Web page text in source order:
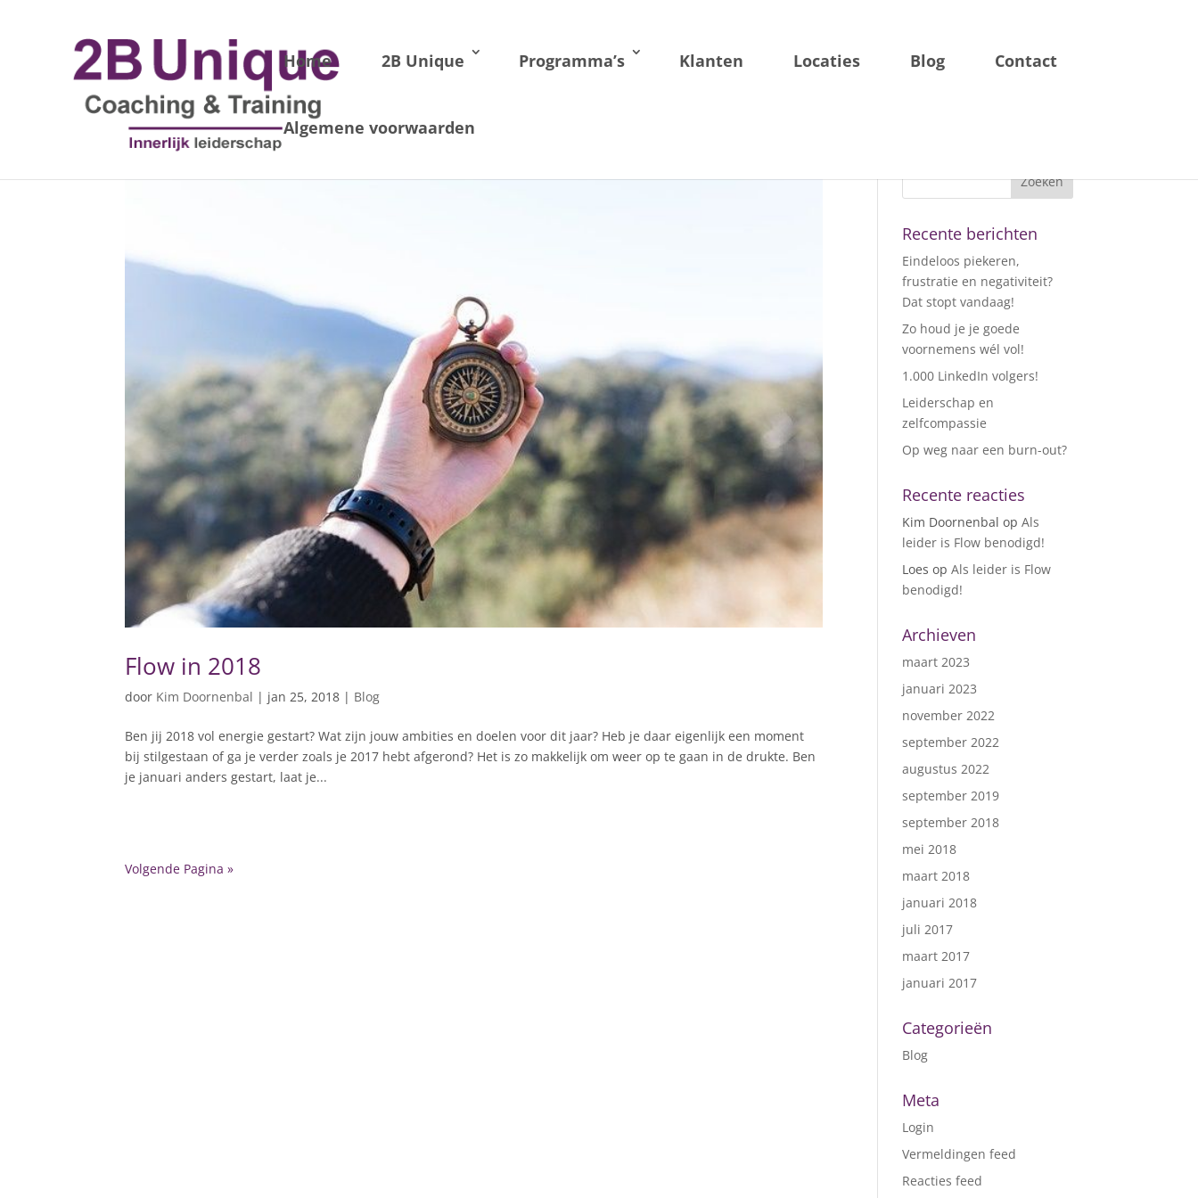
Home 2B Unique Programma’s Klanten Locaties Blog Contact
Algemene voorwaarden
Flow in 2018
door Kim Doornenbal | jan 25, 2018 | Blog
Ben jij 2018 vol energie gestart? Wat zijn jouw ambities en doelen voor dit jaar? Heb je daar eigenlijk een moment
bij stilgestaan of ga je verder zoals je 2017 hebt afgerond? Het is zo makkelijk om weer op te gaan in de drukte. Ben
je januari anders gestart, laat je...
Volgende Pagina »
Recente berichten
Eindeloos piekeren,
frustratie en negativiteit?
Dat stopt vandaag!
Zo houd je je goede
voornemens wél vol!
1.000 LinkedIn volgers!
Leiderschap en
zelfcompassie
Op weg naar een burn-out?
Recente reacties
Kim Doornenbal op Als
leider is Flow benodigd!
Loes op Als leider is Flow
benodigd!
Archieven
maart 2023
januari 2023
november 2022
september 2022
augustus 2022
september 2019
september 2018
mei 2018
maart 2018
januari 2018
juli 2017
maart 2017
januari 2017
Categorieën
Blog
Meta
Login
Vermeldingen feed
Reacties feed